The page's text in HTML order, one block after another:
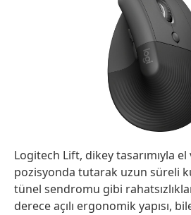
Logitech Lift, dikey tasarımıyla
pozisyonda tutarak uzun süreli
tünel sendromu gibi
derece açılı ergonomik yapısı,